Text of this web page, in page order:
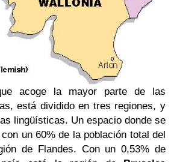
acoge la mayor parte de las
está dividido en tres regiones, y
lingüísticas. Un espacio donde se
un 60% de la población total del
de Flandes. Con un 0,53% de